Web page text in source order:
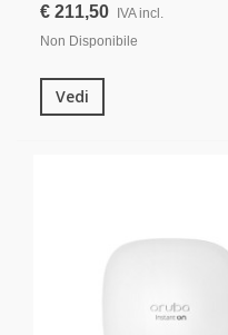
€ 211,50 IVA incl.
Non Disponibile
Vedi